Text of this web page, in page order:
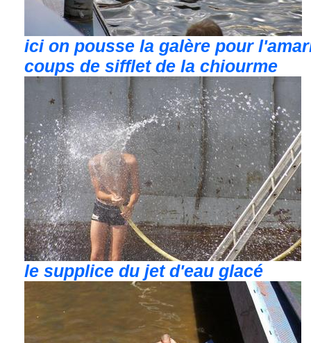
ici on pousse la galère pour
coups de sifflet de la chiourme
le supplice du jet d'eau glacé